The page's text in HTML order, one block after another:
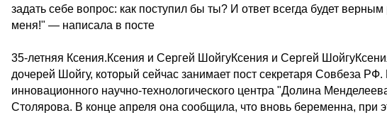
задать себе вопрос: как поступил бы ты? И ответ всегда будет
меня!" — написала в посте
35-летняя Ксения.Ксения и Сергей ШойгуКсения и Сергей
дочерей Шойгу, который сейчас занимает пост секретаря Совбеза
инновационного научно-технологического центра "Долина
Столярова. В конце апреля она сообщила, что вновь беременна, при